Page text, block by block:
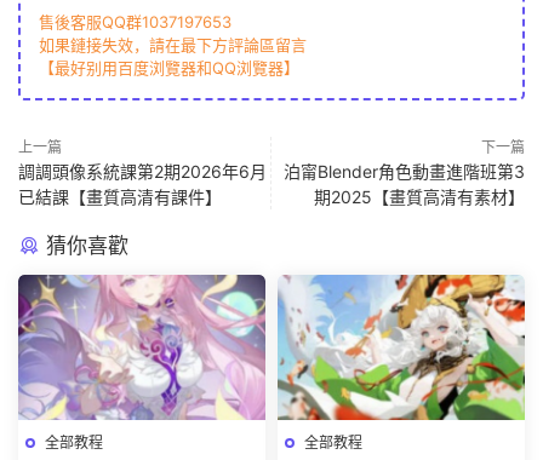
售後客服QQ群1037197653
如果鏈接失效，請在最下方評論區留言
【最好别用百度浏覽器和QQ浏覽器】
上一篇
調調頭像系統課第2期2026年6月
已結課【畫質高清有課件】
下一篇
泊甯Blender角色動畫進階班第3
期2025【畫質高清有素材】
猜你喜歡
全部教程 全部教程